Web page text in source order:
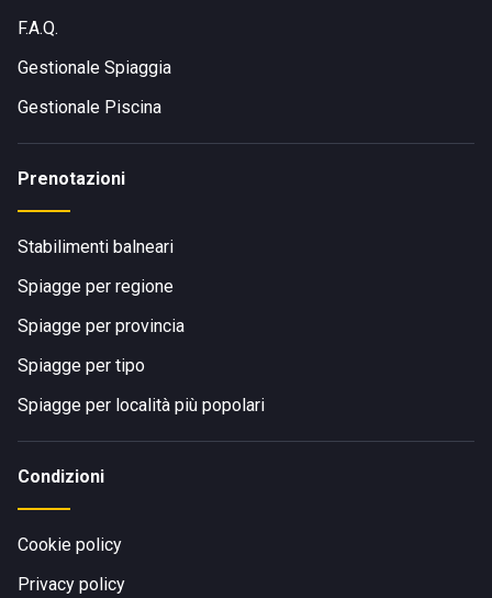
F.A.Q.
Gestionale Spiaggia
Gestionale Piscina
Prenotazioni
Stabilimenti balneari
Spiagge per regione
Spiagge per provincia
Spiagge per tipo
Spiagge per località più popolari
Condizioni
Cookie policy
Privacy policy